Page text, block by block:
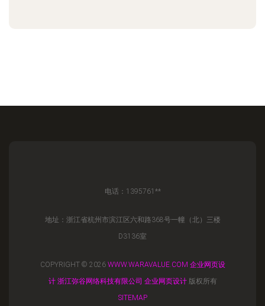
电话：1395761**
地址：浙江省杭州市滨江区六和路368号一幢（北）三楼
D3136室
COPYRIGHT © 2026 WWW.WARAVALUE.COM 企业网页设
计 浙江弥谷网络科技有限公司 企业网页设计版权所有
SITEMAP